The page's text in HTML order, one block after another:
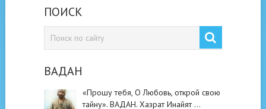
ПОИСК
ВАДАН
«Прошу тебя, О Любовь, открой свою
тайну». ВАДАН. Хазрат Инайят …